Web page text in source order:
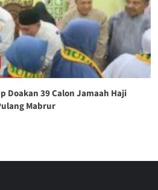
Doakan 39 Calon Jamaah Haji
Mabrur